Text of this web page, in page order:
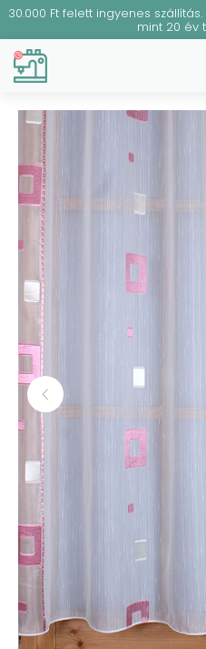
30.000 Ft felett ingyenes
mint 20 év